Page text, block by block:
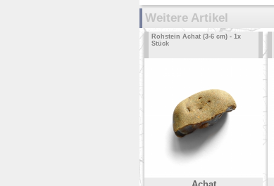
Weitere Artikel
Rohstein Achat (3-6 cm) - 1x
Stück